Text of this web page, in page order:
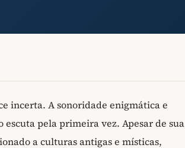
incerta. A sonoridade enigmática e
escuta pela primeira vez. Apesar de sua
a culturas antigas e místicas,